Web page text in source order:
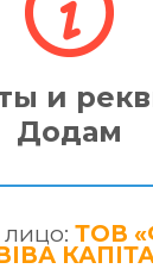
и
Додам
ТОВ